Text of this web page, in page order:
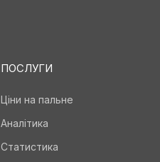
ПОСЛУГИ
Ціни на пальне
Аналітика
Статистика